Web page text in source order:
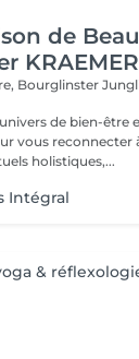
de
KRAEMER
Bourglinster
de bien-être
vous reconnecter
holistiques,...
Intégral